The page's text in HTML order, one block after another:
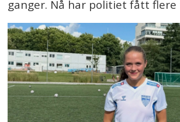
ganger. Nå har politiet fått flere